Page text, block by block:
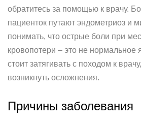
обратитесь за помощью к врачу.
пациенток путают эндометриоз и
понимать, что острые боли при
кровопотери – это не нормальное
стоит затягивать с походом к
возникнуть осложнения.
Причины заболевания